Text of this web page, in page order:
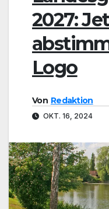
2027:
Logo
Von Redaktion
OKT. 16, 2024